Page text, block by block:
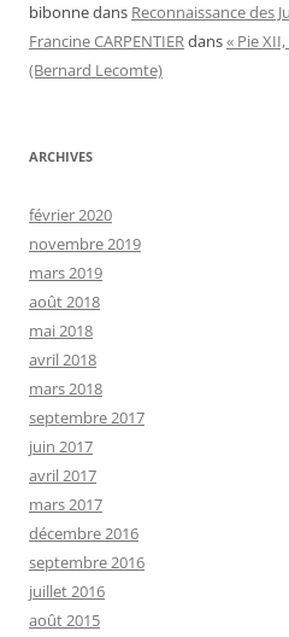
bibonnedans Reconnaissance des
Francine CARPENTIERdans« Pie
(Bernard Lecomte)
ARCHIVES
février 2020
novembre 2019
mars 2019
août 2018
mai 2018
avril 2018
mars 2018
septembre 2017
juin 2017
avril 2017
mars 2017
décembre 2016
septembre 2016
juillet 2016
août 2015